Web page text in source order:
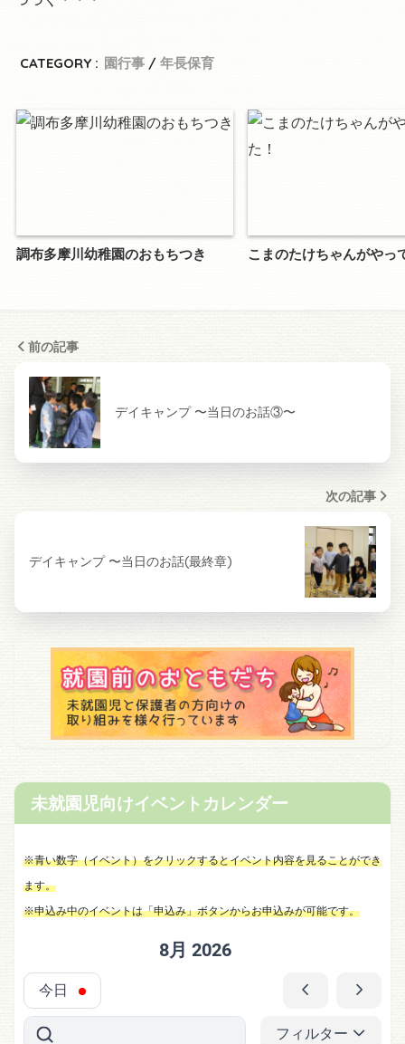
CATEGORY : 園行事 年長保育
調布多摩川幼稚園のおもちつき こまのたけちゃんがやっ
前の記事
デイキャンプ 〜当日のお話③〜
次の記事
デイキャンプ 〜当日のお話(最終章)
未就園児向けイベントカレンダー
※青い数字（イベント）をクリックするとイベント内容を見ることができ
ます。
※申込み中のイベントは「申込み」ボタンからお申込みが可能です。
今日
8月 2026
フィルター